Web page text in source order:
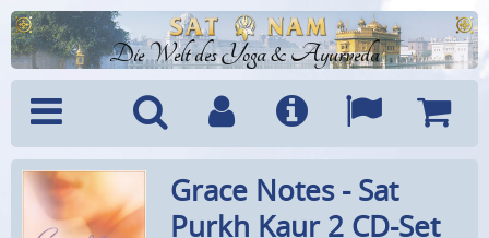
Die Welt des Yoga & Ayurveda
Menü SucheBenutzerkonto
Info Sprachen
Grace Notes - Sat
Purkh Kaur 2 CD-Set